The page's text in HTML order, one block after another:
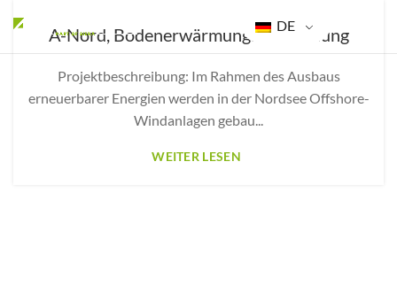
DE
A-Nord, Bodenerwärmungsberechnung
Projektbeschreibung: Im Rahmen des Ausbaus
erneuerbarer Energien werden in der Nordsee Offshore-
Windanlagen gebau...